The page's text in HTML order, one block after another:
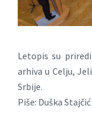
Letopis su
arhiva u Celju,
Srbije.
Piše: Duška Stajčić